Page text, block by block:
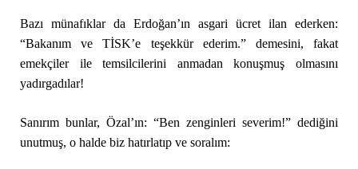
Bazı münafıklar da Erdoğan’ın asgari ücret ilan ederken:
“Bakanım ve TİSK’e teşekkür ederim.” demesini, fakat
emekçiler ile temsilcilerini anmadan konuşmuş olmasını
yadırgadılar!
Sanırım bunlar, Özal’ın: “Ben zenginleri severim!” dediğini
unutmuş, o halde biz hatırlatıp ve soralım: